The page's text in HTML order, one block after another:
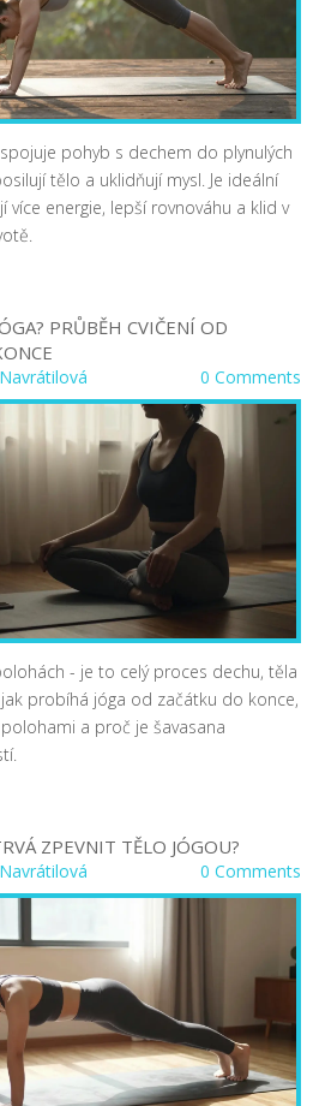
pohyb s dechem do plynulých
tělo a uklidňují mysl. Je ideální
více energie, lepší rovnováhu a klid v
PRŮBĚH CVIČENÍ OD
0 Comments
- je to celý proces dechu, těla
probíhá jóga od začátku do konce,
a proč je šavasana
ZPEVNIT TĚLO JÓGOU?
0 Comments